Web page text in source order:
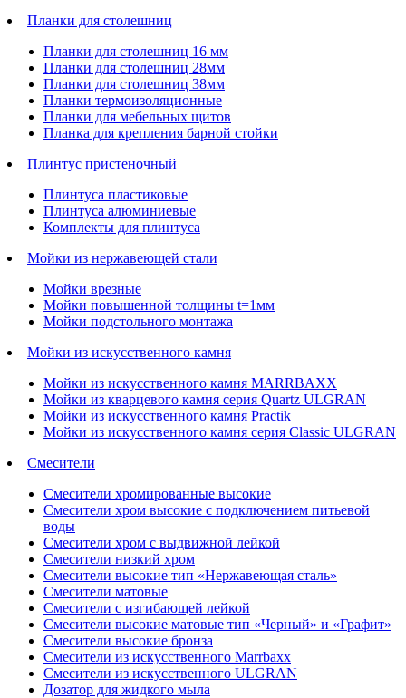
Планки для столешниц
Планки для столешниц 16 мм
Планки для столешниц 28мм
Планки для столешниц 38мм
Планки термоизоляционные
Планки для мебельных щитов
Планка для крепления барной стойки
Плинтус пристеночный
Плинтуса пластиковые
Плинтуса алюминиевые
Комплекты для плинтуса
Мойки из нержавеющей стали
Мойки врезные
Мойки повышенной толщины t=1мм
Мойки подстольного монтажа
Мойки из искусственного камня
Мойки из искусственного камня MARRBAXX
Мойки из кварцевого камня серия Quartz ULGRAN
Мойки из искусственного камня Practik
Мойки из искусственного камня серия Classic ULGRAN
Смесители
Смесители хромированные высокие
Смесители хром высокие с подключением питьевой
воды
Смесители хром с выдвижной лейкой
Смесители низкий хром
Смесители высокие тип «Нержавеющая сталь»
Смесители матовые
Смесители с изгибающей лейкой
Смесители высокие матовые тип «Черный» и «Графит»
Смесители высокие бронза
Смесители из искусственного Marrbaxx
Смесители из искусственного ULGRAN
Дозатор для жидкого мыла